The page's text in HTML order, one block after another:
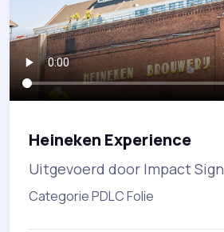
Heineken Experience
Uitgevoerd door Impact Sign
Categorie PDLC Folie